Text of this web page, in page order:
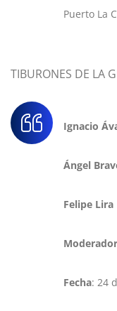
Puerto La
TIBURONES DE LA
Ignacio
Ángel
Felipe Lira
Fecha: 24